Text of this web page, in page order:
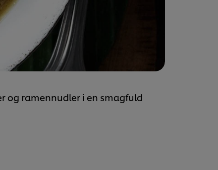
og ramennudler i en smagfuld